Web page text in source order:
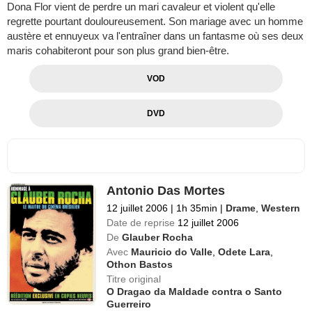
Dona Flor vient de perdre un mari cavaleur et violent qu'elle
regrette pourtant douloureusement. Son mariage avec un homme
austère et ennuyeux va l'entraîner dans un fantasme où ses deux
maris cohabiteront pour son plus grand bien-être.
VOD
DVD
Antonio Das Mortes
12 juillet 2006 | 1h 35min | Drame ,Western
Date de reprise 12 juillet 2006
De Glauber Rocha
Avec Mauricio do Valle ,Odete Lara
Othon Bastos
Titre original
O Dragao da Maldade contra o Santo
Guerreiro